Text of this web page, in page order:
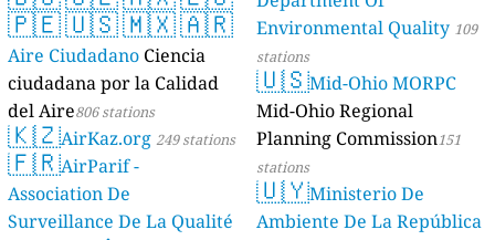
🇵🇪🇺🇸🇲🇽🇦🇷
Aire Ciudadano Ciencia
ciudadana por la Calidad
del Aire806 stations
🇰🇿AirKaz.org 249 stations
🇫🇷AirParif -
Association De
Surveillance De La Qualité
Environmental Quality 109
stations
🇺🇸Mid-Ohio MORPC
Mid-Ohio Regional
Planning Commission151
stations
🇺🇾Ministerio De
Ambiente De La República